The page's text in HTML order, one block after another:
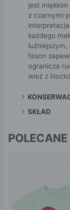
jest
z czarnymi
każdego
fason
ogranicza
wież z
SKŁAD